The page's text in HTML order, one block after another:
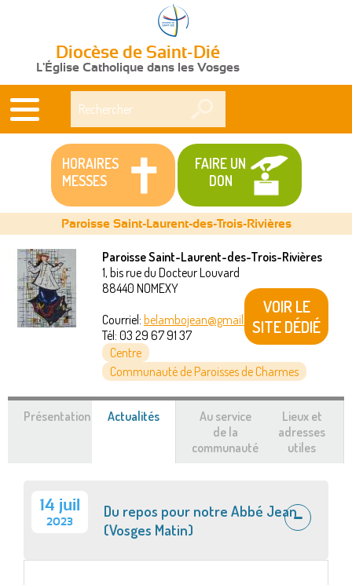
Diocèse de Saint-Dié
L'Église Catholique dans les Vosges
HORAIRES
MESSES
FAIRE UN
DON
Vous
êtes
Paroisse Saint-Laurent-des-Trois-Rivières
Paroisse Saint-Laurent-des-Trois-Rivières
1, bis rue du Docteur Louvard
88440 NOMEXY
Courriel: belambojean@gmail.com
Tél: 03 29 67 91 37
Centre
Communauté de Paroisses de Charmes
VOIR LE
SITE DÉDIÉ
Présentation Actualités
Au service
de la
communauté
Lieux et
adresses
utiles
14 juil
2023
Du repos pour notre Abbé Jean
(Vosges Matin)